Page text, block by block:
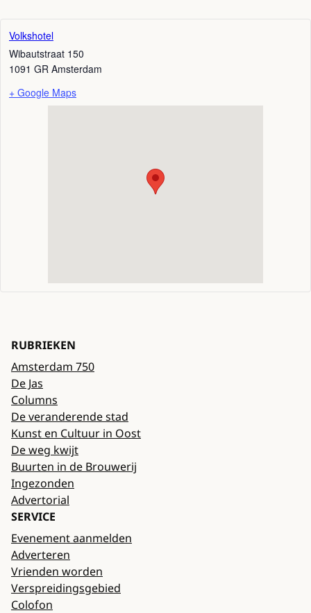
Volkshotel
Wibautstraat 150
1091 GR Amsterdam
+ Google Maps
RUBRIEKEN
Amsterdam 750
De Jas
Columns
De veranderende stad
Kunst en Cultuur in Oost
De weg kwijt
Buurten in de Brouwerij
Ingezonden
Advertorial
SERVICE
Evenement aanmelden
Adverteren
Vrienden worden
Verspreidingsgebied
Colofon